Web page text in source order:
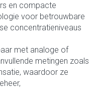
en compacte
voor betrouwbare
concentratieniveaus
met analoge of
metingen zoals
waardoor ze